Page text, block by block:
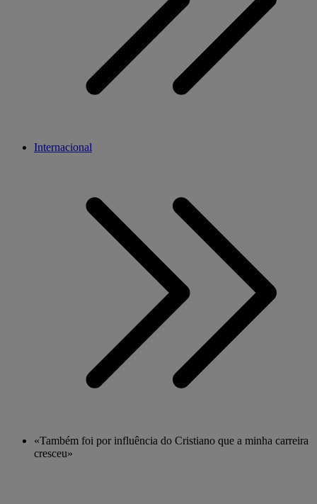
Internacional
«Também foi por influência do Cristiano que a minha carreira
cresceu»